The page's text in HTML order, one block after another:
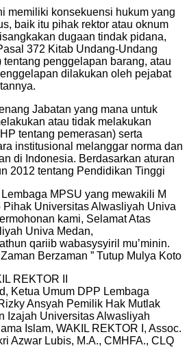
memiliki konsekuensi hukum yang
baik itu pihak rektor atau oknum
dugaan tindak pidana,
372 Kitab Undang-Undang
penggelapan barang, atau
dilakukan oleh pejabat
Jabatan yang mana untuk
atau tidak melakukan
tentang pemerasan) serta
institusional melanggar norma dan
di Indonesia. Berdasarkan aturan
2012 tentang Pendidikan Tinggi
MPSU yang mewakili M
Pihak Universitas Alwasliyah Univa
kami, Selamat Atas
Univa Medan,
qariib wabasysyiril mu’minin.
Berzaman ” Tutup Mulya Koto
REKTOR II
Ketua Umum DPP Lembaga
Ansyah Pemilik Hak Mutlak
Izajah Universitas Alwasliyah
Islam, WAKIL REKTOR I, Assoc.
Azwar Lubis, M.A., CMHFA., CLQ